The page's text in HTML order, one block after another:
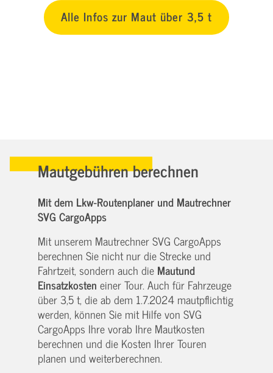
Alle Infos zur Maut über 3,5 t
Mautgebühren berechnen
Mit dem Lkw-Routenplaner und Mautrechner
SVG CargoApps
Mit unserem Mautrechner SVG CargoApps
berechnen Sie nicht nur die Strecke und
Fahrtzeit, sondern auch die Mautund
Einsatzkosten einer Tour. Auch für Fahrzeuge
über 3,5 t, die ab dem 1.7.2024 mautpflichtig
werden, können Sie mit Hilfe von SVG
CargoApps Ihre vorab Ihre Mautkosten
berechnen und die Kosten Ihrer Touren
planen und weiterberechnen.